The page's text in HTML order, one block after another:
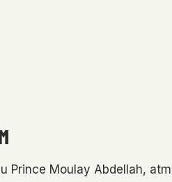
Prince Moulay Abdellah,